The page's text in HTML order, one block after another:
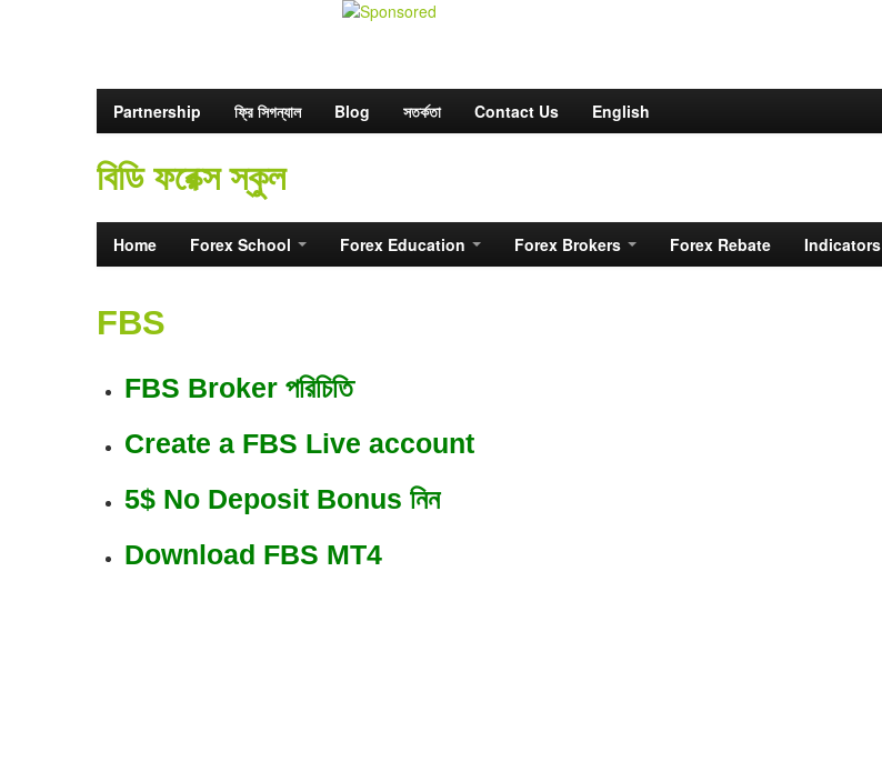
Partnership ফ্রি সিগন্যাল Blog সতর্কতা Contact Us English
বিডি ফরেক্স স্কুল
Home Forex School Forex Education Forex Brokers Forex Rebate Indicators
FBS
FBS Broker পরিচিতি
Create a FBS Live account
5$ No Deposit Bonus নিন
Download FBS MT4